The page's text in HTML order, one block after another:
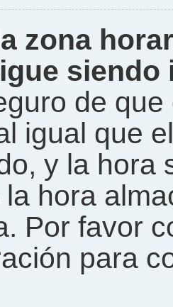
zona
siendo
de
igual que
y la hora
hora
Por favor
para